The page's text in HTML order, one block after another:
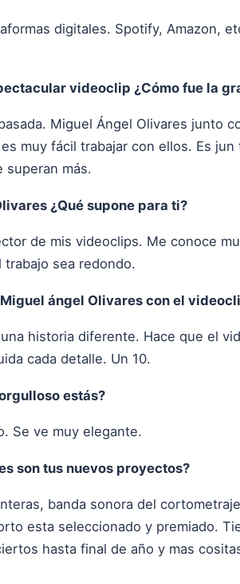
digitales. Spotify, Amazon,
videoclip ¿Cómo fue la
Miguel Ángel Olivares junto
muy fácil trabajar con ellos. Es
superan más.
¿Qué supone para ti?
de mis videoclips. Me conoce
sea redondo.
ángel Olivares con el
historia diferente. Hace que el
cada detalle. Un 10.
estás?
Se ve muy elegante.
son tus nuevos proyectos?
banda sonora del
esta seleccionado y premiado.
hasta final de año y mas